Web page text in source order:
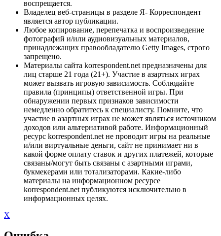
воспрещается.
Владелец веб-страницы в разделе Я- Корреспондент
является автор публикации.
Любое копирование, перепечатка и воспроизведение
фотографий и/или аудиовизуальных материалов,
принадлежащих правообладателю Getty Images, строго
запрещено.
Материалы сайта korrespondent.net предназначены для
лиц старше 21 года (21+). Участие в азартных играх
может вызвать игровую зависимость. Соблюдайте
правила (принципы) ответственной игры. При
обнаружении первых признаков зависимости
немедленно обратитесь к специалисту. Помните, что
участие в азартных играх не может являться источником
доходов или альтернативой работе. Информационный
ресурс korrespondent.net не проводит игры на реальные
и/или виртуальные деньги, сайт не принимает ни в
какой форме оплату ставок и других платежей, которые
связаны/могут быть связаны с азартными играми,
букмекерами или тотализаторами. Какие-либо
материалы на информационном ресурсе
korrespondent.net публикуются исключительно в
информационных целях.
X